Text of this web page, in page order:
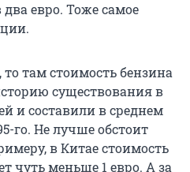
евро. Тоже самое
там стоимость бензина
существования в
и составили в среднем
го. Не лучше обстоит
в Китае стоимость
чуть меньше 1 евро. А за